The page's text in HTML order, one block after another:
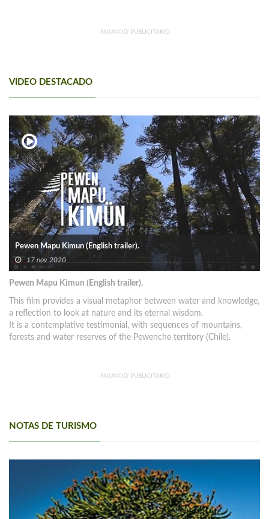
ANUNCIO PUBLICITARIO
VIDEO DESTACADO
Pewen Mapu Kimun (English trailer).
17 nov 2020
Pewen Mapu Kimun (English trailer).
This film provides a visual metaphor between water and knowledge,
a reflection to look at nature and its eternal wisdom.
It is a contemplative testimonial, with sequences of mountains,
forests and water reserves of the Pewenche territory (Chile).
ANUNCIO PUBLICITARIO
NOTAS DE TURISMO